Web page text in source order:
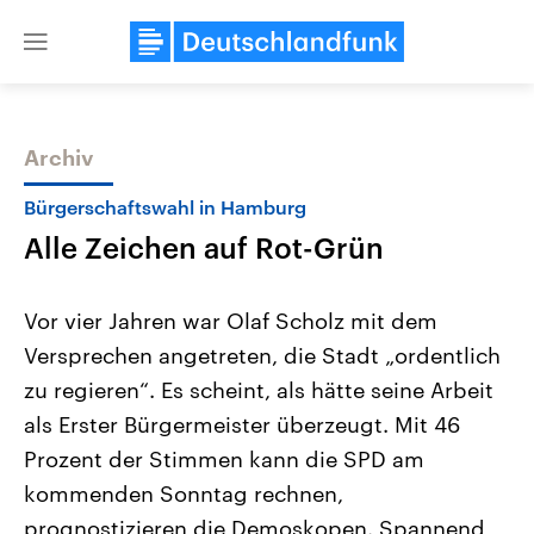
Close
Themen
Landtagswahl Sachsen-Anhalt
2026
Alle Informationen
Sachsen-Anhalt wählt am 6.
September 2026 einen neuen
Landtag. Seit 2021 wird das
Bundesland von einer Koalition aus
Aktuelle Beiträge,
Hintergründe
Wirtschaftlich und
gehören die Vereinigten
den mächtigsten Ländern
mit großem Einfluss auf
Archiv
Bürgerschaftswahl in Hamburg
Alle Zeichen auf Rot-Grün
Vor vier Jahren war Olaf Scholz mit dem
Versprechen angetreten, die Stadt „ordentlich
zu regieren“. Es scheint, als hätte seine Arbeit
als Erster Bürgermeister überzeugt. Mit 46
Prozent der Stimmen kann die SPD am
kommenden Sonntag rechnen,
prognostizieren die Demoskopen. Spannend